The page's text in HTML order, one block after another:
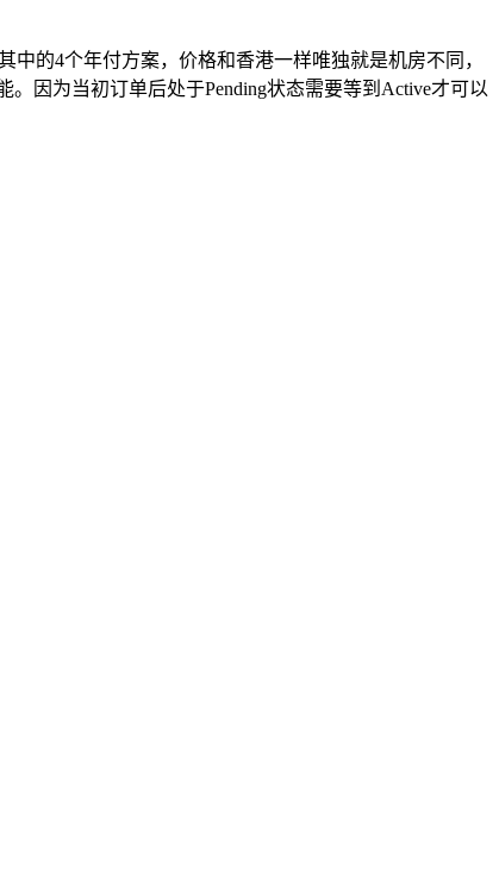
中的4个年付方案，价格和香港一样唯独就是机房不同，
因为当初订单后处于Pending状态需要等到Active才可以